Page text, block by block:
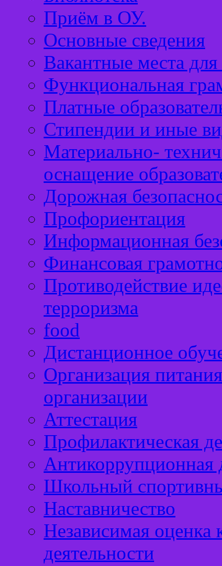
Приём в ОУ.
Основные сведения
Вакантные места
Функциональная
Платные
Стипендии и иные
Материально-
оснащение
Дорожная
Профориентация
Информационная
Финансовая
Противодействие
терроризма
food
Дистанционное
Организация
организации
Аттестация
Профилактическая
Антикоррупционная
Школьный
Наставничество
Независимая оценка
деятельности